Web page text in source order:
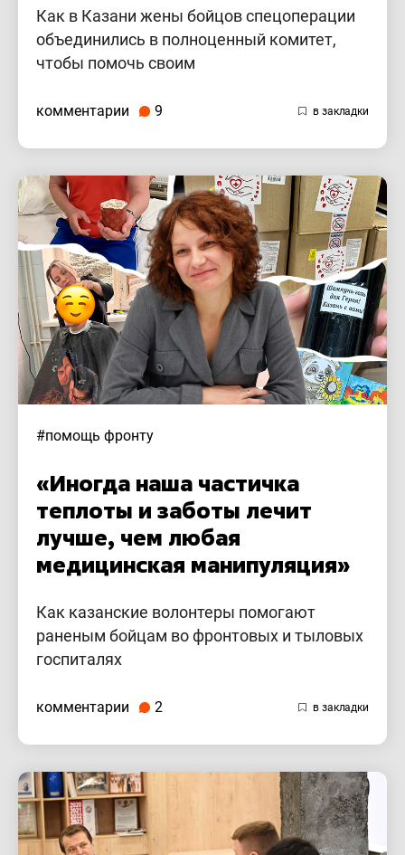
Как в Казани жены бойцов спецоперации
объединились в полноценный комитет,
чтобы помочь своим
комментарии 9
#помощь фронту
«Иногда наша частичка
теплоты и заботы лечит
лучше, чем любая
медицинская манипуляция»
Как казанские волонтеры помогают
раненым бойцам во фронтовых и тыловых
госпиталях
комментарии 2